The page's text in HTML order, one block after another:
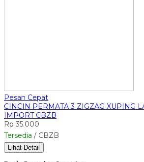
Pesan Cepat
CINCIN PERMATA 3 ZIGZAG XUPING
IMPORT CBZB
Rp 35.000
Tersedia / CBZB
Lihat Detail